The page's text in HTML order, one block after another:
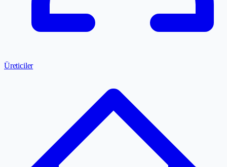
Üreticiler